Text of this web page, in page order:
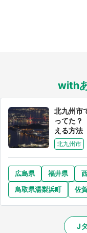
with
北九州市
ってた？
える方法
北九州市
広島県 福井県
鳥取県湯梨浜町
佐
J